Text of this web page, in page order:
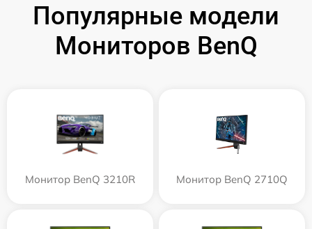
Популярные модели
Мониторов BenQ
Монитор BenQ 3210R Монитор BenQ 2710Q